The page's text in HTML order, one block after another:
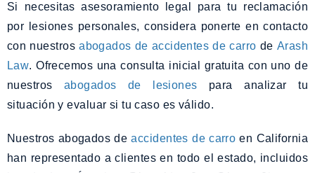
Si necesitas asesoramiento legal para tu reclamación
por lesiones personales, considera ponerte en contacto
con nuestrosabogados de accidentes de carro de Arash
Law. Ofrecemos una consulta inicial gratuita con uno de
nuestros abogados de lesiones para analizar tu
situación y evaluar si tu caso es válido.
Nuestros abogados deaccidentes de carro en California
han representado a clientes en todo el estado, incluidos